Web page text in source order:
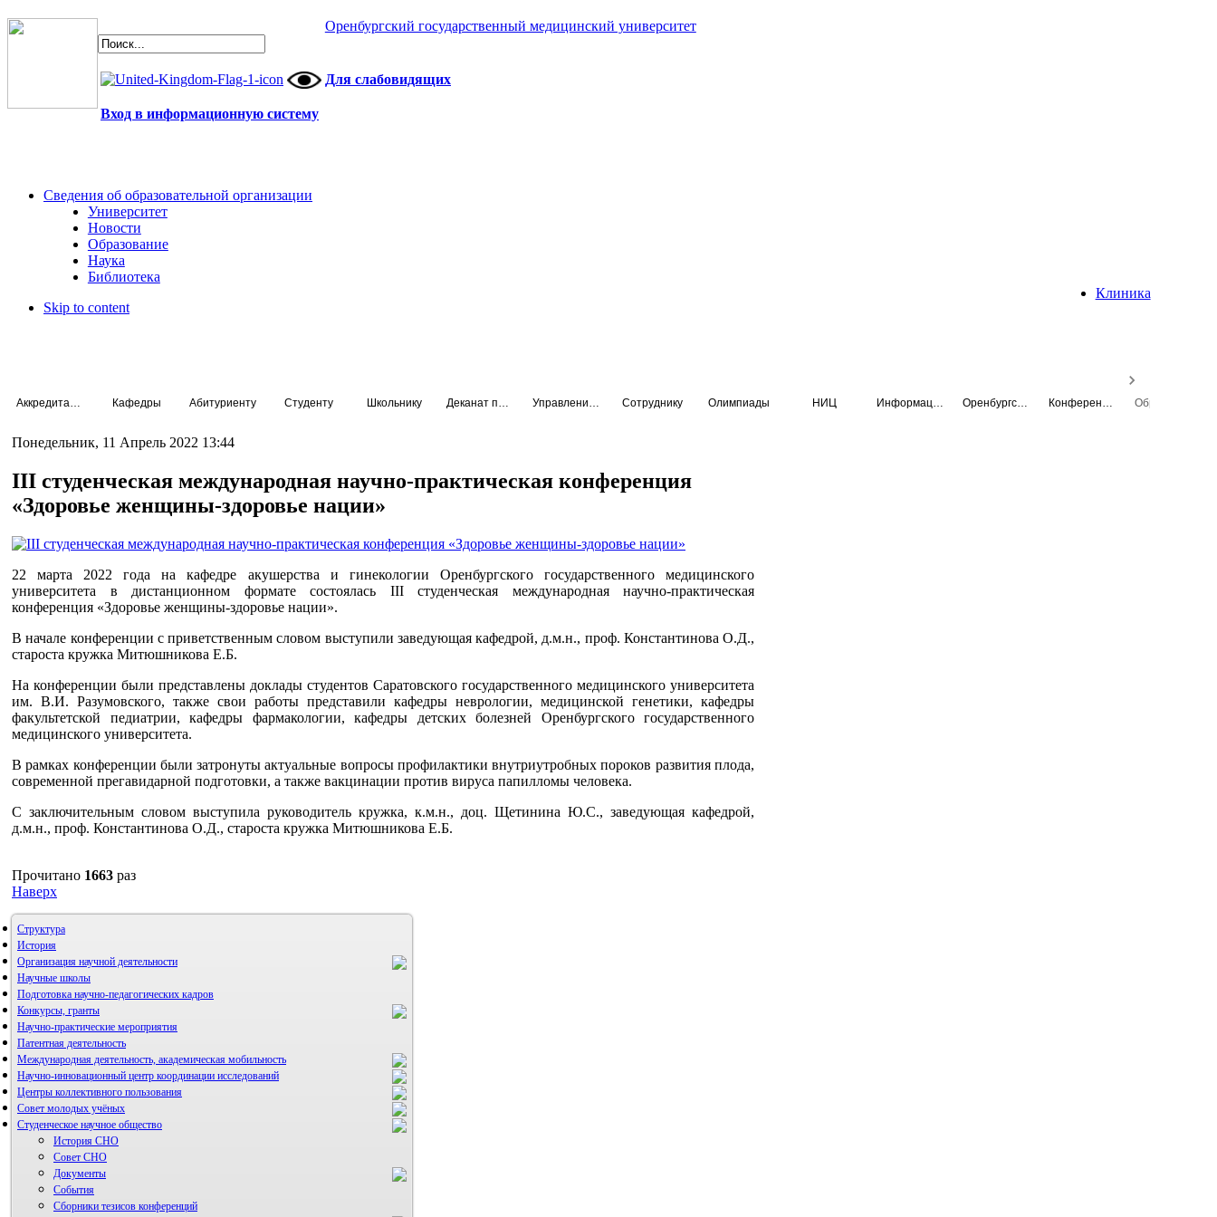
Оренбургский государственный медицинский университет
Для слабовидящих
Вход в информационную систему
Сведения об образовательной организации
Университет
Новости
Образование
Наука
Библиотека
Клиника
Skip to content
Кафедры Абитуриенту Студенту Школьнику Сотруднику Олимпиады НИЦ
Понедельник, 11 Апрель 2022 13:44
III студенческая международная научно-практическая конференция
«Здоровье женщины-здоровье нации»
22 марта 2022 года на кафедре акушерства и гинекологии Оренбургского государственного медицинского
университета в дистанционном формате состоялась III студенческая международная научно-практическая
конференция «Здоровье женщины-здоровье нации».
В начале конференции с приветственным словом выступили заведующая кафедрой, д.м.н., проф. Константинова О.Д.,
староста кружка Митюшникова Е.Б.
На конференции были представлены доклады студентов Саратовского государственного медицинского университета
им. В.И. Разумовского, также свои работы представили кафедры неврологии, медицинской генетики, кафедры
факультетской педиатрии, кафедры фармакологии, кафедры детских болезней Оренбургского государственного
медицинского университета.
В рамках конференции были затронуты актуальные вопросы профилактики внутриутробных пороков развития плода,
современной прегавидарной подготовки, а также вакцинации против вируса папилломы человека.
С заключительным словом выступила руководитель кружка, к.м.н., доц. Щетинина Ю.С., заведующая кафедрой,
д.м.н., проф. Константинова О.Д., староста кружка Митюшникова Е.Б.
Прочитано 1663 раз
Наверх
Структура
История
Организация научной деятельности
Научные школы
Подготовка научно-педагогических кадров
Конкурсы, гранты
Научно-практические мероприятия
Патентная деятельность
Международная деятельность, академическая мобильность
Научно-инновационный центр координации исследований
НИИ микрохирургии и клинической анатомии
Центры коллективного пользования
Совет молодых учёных
Студенческое научное общество
История СНО
Совет СНО
Документы
События
Сборники тезисов конференций